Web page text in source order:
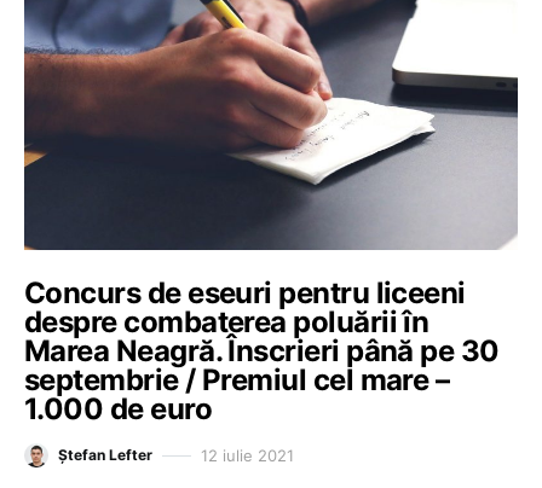
Concurs de eseuri pentru liceeni
despre combaterea poluării în
Marea Neagră. Înscrieri până pe 30
septembrie / Premiul cel mare –
1.000 de euro
Ștefan Lefter 12 iulie 2021